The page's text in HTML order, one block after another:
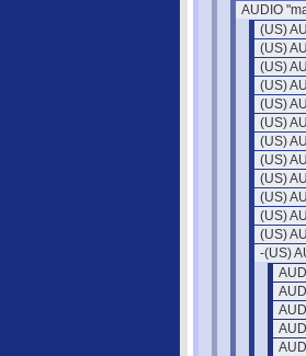
AUDIO
(US)
(US)
(US)
(US)
(US)
(US)
(US)
(US)
(US)
(US)
(US)
(US)
-(US)